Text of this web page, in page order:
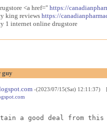
<a href=" https://
king reviews https://
1 internet online drugstore
guy
-(2023/07/15(Sat) 12:11:37)
a good deal from this